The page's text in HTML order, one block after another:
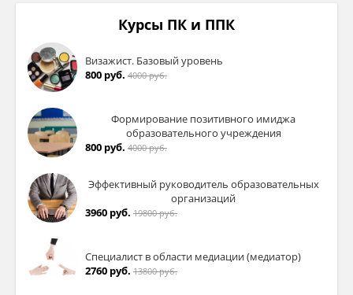
Курсы ПК и ППК
Визажист. Базовый уровень
800 руб. 4000 руб.
Формирование позитивного имиджа
образовательного учреждения
800 руб. 4000 руб.
Эффективный руководитель образовательных
организаций
3960 руб. 19800 руб.
Специалист в области медиации (медиатор)
2760 руб. 13800 руб.